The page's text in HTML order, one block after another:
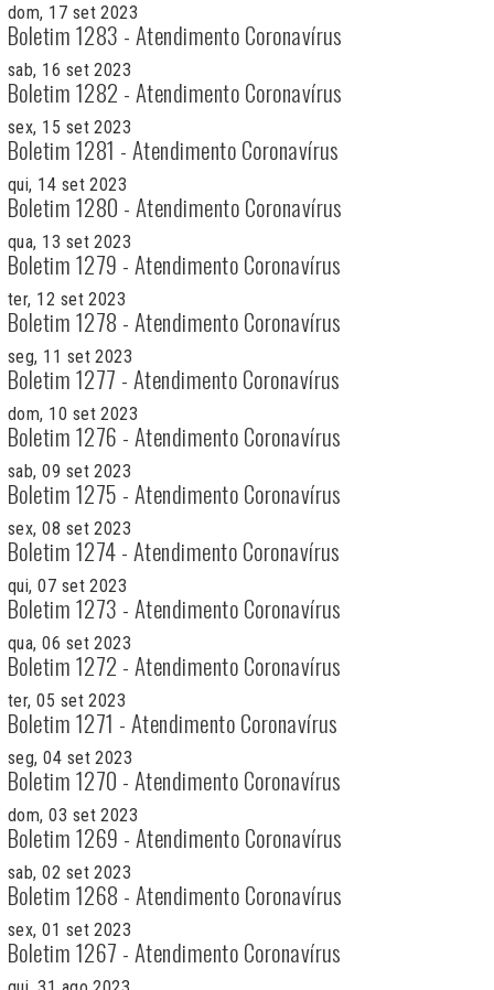
dom, 17 set 2023
Boletim 1283 - Atendimento Coronavírus
sab, 16 set 2023
Boletim 1282 - Atendimento Coronavírus
sex, 15 set 2023
Boletim 1281 - Atendimento Coronavírus
qui, 14 set 2023
Boletim 1280 - Atendimento Coronavírus
qua, 13 set 2023
Boletim 1279 - Atendimento Coronavírus
ter, 12 set 2023
Boletim 1278 - Atendimento Coronavírus
seg, 11 set 2023
Boletim 1277 - Atendimento Coronavírus
dom, 10 set 2023
Boletim 1276 - Atendimento Coronavírus
sab, 09 set 2023
Boletim 1275 - Atendimento Coronavírus
sex, 08 set 2023
Boletim 1274 - Atendimento Coronavírus
qui, 07 set 2023
Boletim 1273 - Atendimento Coronavírus
qua, 06 set 2023
Boletim 1272 - Atendimento Coronavírus
ter, 05 set 2023
Boletim 1271 - Atendimento Coronavírus
seg, 04 set 2023
Boletim 1270 - Atendimento Coronavírus
dom, 03 set 2023
Boletim 1269 - Atendimento Coronavírus
sab, 02 set 2023
Boletim 1268 - Atendimento Coronavírus
sex, 01 set 2023
Boletim 1267 - Atendimento Coronavírus